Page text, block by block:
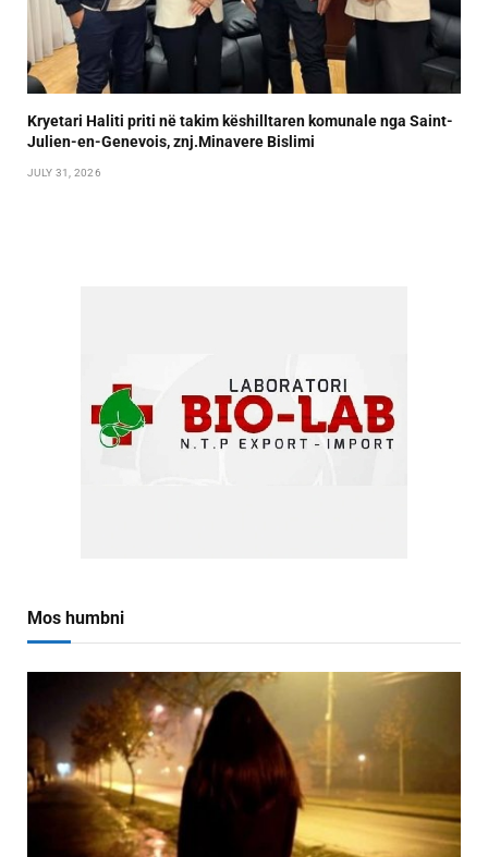
Kryetari Haliti priti në takim këshilltaren komunale nga Saint-
Julien-en-Genevois, znj.Minavere Bislimi
JULY 31, 2026
Mos humbni